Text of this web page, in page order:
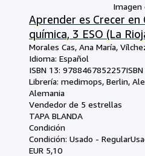
Aprender es Crecer en
química, 3 ESO (La
Morales Cas, Ana María,
Idioma: Español
ISBN 13: 9788467852257
Librería: medimops, Berlin,
Alemania
Vendedor de 5 estrellas
TAPA BLANDA
Condición
Condición: Usado - Regular
EUR 5,10